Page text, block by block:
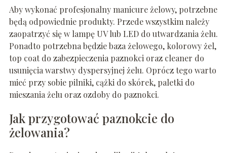
Aby wykonać profesjonalny manicure żelowy, potrzebne
będą odpowiednie produkty. Przede wszystkim należy
zaopatrzyć się w lampę UV lub LED do utwardzania żelu.
Ponadto potrzebna będzie baza żelowego, kolorowy żel,
top coat do zabezpieczenia paznokci oraz cleaner do
usunięcia warstwy dyspersyjnej żelu. Oprócz tego warto
mieć przy sobie pilniki, cążki do skórek, paletki do
mieszania żelu oraz ozdoby do paznokci.
Jak przygotować paznokcie do
żelowania?